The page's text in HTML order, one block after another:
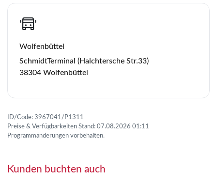
Wolfenbüttel
SchmidtTerminal (Halchtersche Str.33)
38304 Wolfenbüttel
ID/Code: 3967041/P1311
Preise & Verfügbarkeiten Stand: 07.08.2026 01:11
Programmänderungen vorbehalten.
Kunden buchten auch